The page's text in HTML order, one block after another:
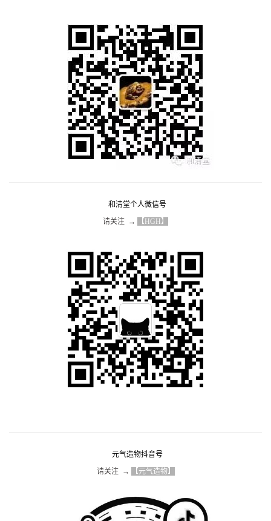
和清堂个人微信号
请关注  → 【HGH】
元气造物抖音号
请关注  → 【元气造物】